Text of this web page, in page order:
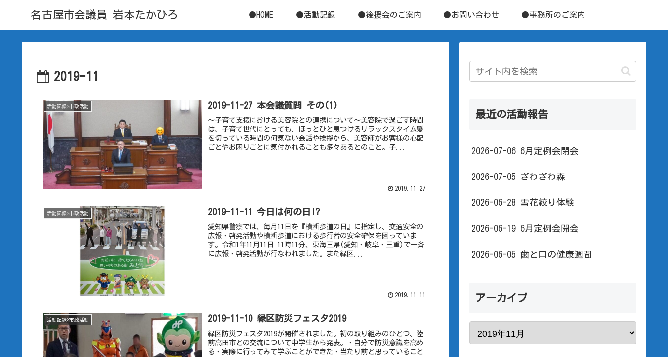
名古屋市会議員 岩本たかひろ ●HOME ●活動記録 ●後援会のご案内 ●お問い合わせ ●事務所のご案内
2019-11
活動記録>市政活動 2019-11-27 本会議質問 その(1)
～子育て支援における美容院との連携について～美容院で過ごす時間
は、子育て世代にとっても、ほっとひと息つけるリラックスタイム髪
を切っている時間の何気ない会話や挨拶から、美容師がお客様の心配
ごとやお困りごとに気付かれることも多々あるとのこと。子...
2019.11.27
活動記録>市政活動 2019-11-11 今日は何の日!?
愛知県警察では、毎月11日を『横断歩道の日』に指定し、交通安全の
広報・啓発活動や横断歩道における歩行者の安全確保を図っていま
す。令和1年11月11日 11時11分、東海三県(愛知・岐阜・三重)で一斉
に広報・啓発活動が行なわれました。また緑区...
2019.11.11
活動記録>市政活動 2019-11-10 緑区防災フェスタ2019
緑区防災フェスタ2019が開催されました。初の取り組みのひとつ、陸
前高田市との交流について中学生から発表。・自分で防災意識を高め
る・実際に行ってみて学ぶことができた・当たり前と思っていること
最近の活動報告
2026-07-06 6月定例会閉会
2026-07-05 ざわざわ森
2026-06-28 雪花絞り体験
2026-06-19 6月定例会開会
2026-06-05 歯と口の健康週間
アーカイブ